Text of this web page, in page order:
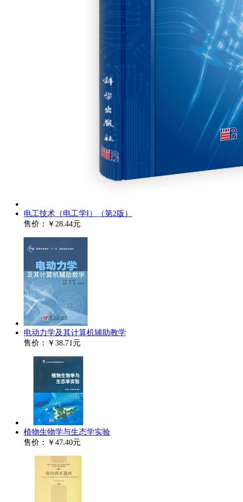
电工技术（电工学Ⅰ）（第2版）
售价：
￥28.44元
电动力学及其计算机辅助教学
售价：
￥38.71元
植物生物学与生态学实验
售价：
￥47.40元